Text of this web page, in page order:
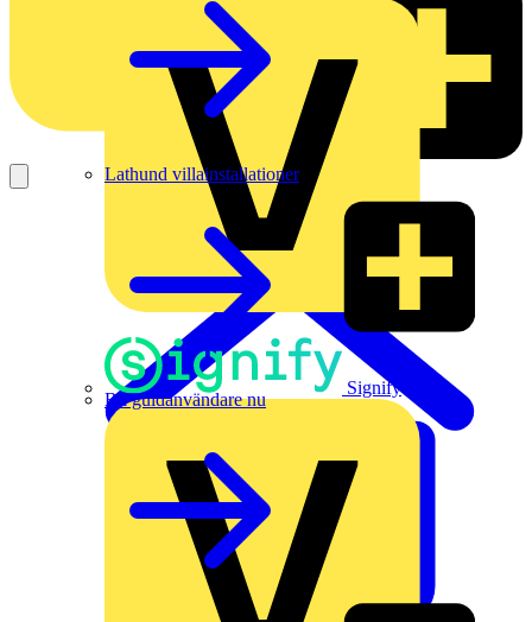
Signify
Lathund villainstallationer
Bli guldanvändare nu